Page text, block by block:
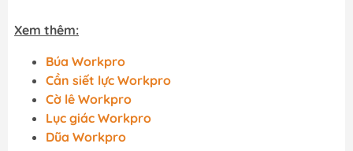
Xem thêm:
Búa Workpro
Cần siết lực Workpro
Cờ lê Workpro
Lục giác Workpro
Dũa Workpro